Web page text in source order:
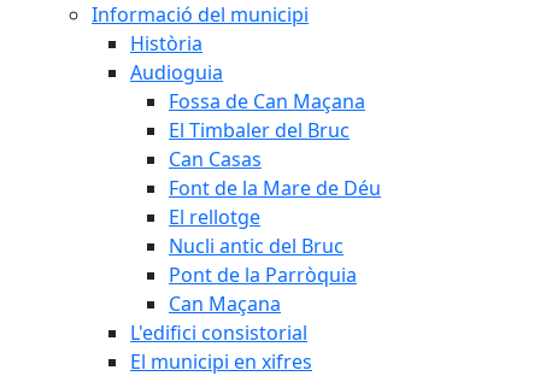
Informació del municipi
Història
Audioguia
Fossa de Can Maçana
El Timbaler del Bruc
Can Casas
Font de la Mare de Déu
El rellotge
Nucli antic del Bruc
Pont de la Parròquia
Can Maçana
L'edifici consistorial
El municipi en xifres